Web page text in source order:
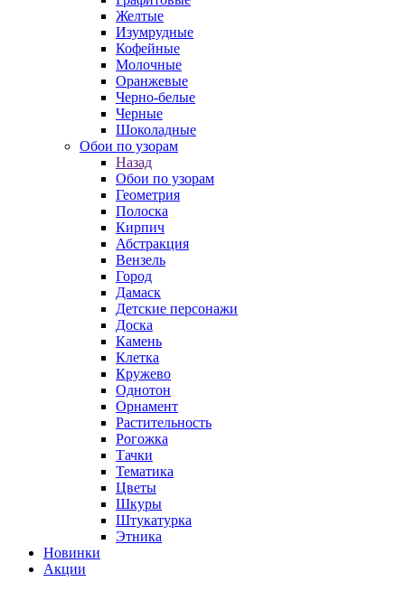
Желтые
Изумрудные
Кофейные
Молочные
Оранжевые
Черно-белые
Черные
Шоколадные
Обои по узорам
Назад
Обои по узорам
Геометрия
Полоска
Кирпич
Абстракция
Вензель
Город
Дамаск
Детские персонажи
Доска
Камень
Клетка
Кружево
Однотон
Орнамент
Растительность
Рогожка
Тачки
Тематика
Цветы
Шкуры
Штукатурка
Этника
Новинки
Акции